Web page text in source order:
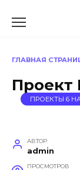
ГЛАВНАЯ
Проект
ПРОЕКТЫ 6
АВТОР
admin
ПРОСМОТРОВ